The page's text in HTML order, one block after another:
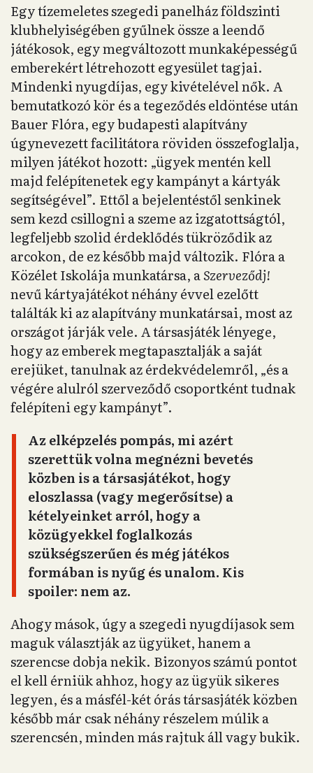
Egy tízemeletes szegedi panelház földszinti
klubhelyiségében gyűlnek össze a leendő
játékosok, egy megváltozott munkaképességű
emberekért létrehozott egyesület tagjai.
Mindenki nyugdíjas, egy kivételével nők. A
bemutatkozó kör és a tegeződés eldöntése után
Bauer Flóra, egy budapesti alapítvány
úgynevezett facilitátora röviden összefoglalja,
milyen játékot hozott: „ügyek mentén kell
majd felépítenetek egy kampányt a kártyák
segítségével”. Ettől a bejelentéstől senkinek
sem kezd csillogni a szeme az izgatottságtól,
legfeljebb szolid érdeklődés tükröződik az
arcokon, de ez később majd változik. Flóra a
Közélet Iskolája munkatársa, aSzerveződj!
nevű kártyajátékot néhány évvel ezelőtt
találták ki az alapítvány munkatársai, most az
országot járják vele. A társasjáték lényege,
hogy az emberek megtapasztalják a saját
erejüket, tanulnak az érdekvédelemről, „és a
végére alulról szerveződő csoportként tudnak
felépíteni egy kampányt”.
Az elképzelés pompás, mi azért
szerettük volna megnézni bevetés
közben is a társasjátékot, hogy
eloszlassa (vagy megerősítse) a
kételyeinket arról, hogy a
közügyekkel foglalkozás
szükségszerűen és még játékos
formában is nyűg és unalom. Kis
spoiler: nem az.
Ahogy mások, úgy a szegedi nyugdíjasok sem
maguk választják az ügyüket, hanem a
szerencse dobja nekik. Bizonyos számú pontot
el kell érniük ahhoz, hogy az ügyük sikeres
legyen, és a másfél-két órás társasjáték közben
később már csak néhány részelem múlik a
szerencsén, minden más rajtuk áll vagy bukik.